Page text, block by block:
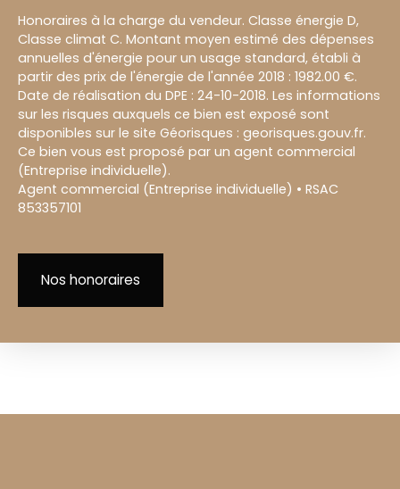
Honoraires à la charge du vendeur. Classe énergie D,
Classe climat C. Montant moyen estimé des dépenses
annuelles d'énergie pour un usage standard, établi à
partir des prix de l'énergie de l'année 2018 : 1982.00 €.
Date de réalisation du DPE : 24-10-2018. Les informations
sur les risques auxquels ce bien est exposé sont
disponibles sur le site Géorisques : georisques.gouv.fr.
Ce bien vous est proposé par un agent commercial
(Entreprise individuelle).
Agent commercial (Entreprise individuelle) • RSAC
853357101
Nos honoraires